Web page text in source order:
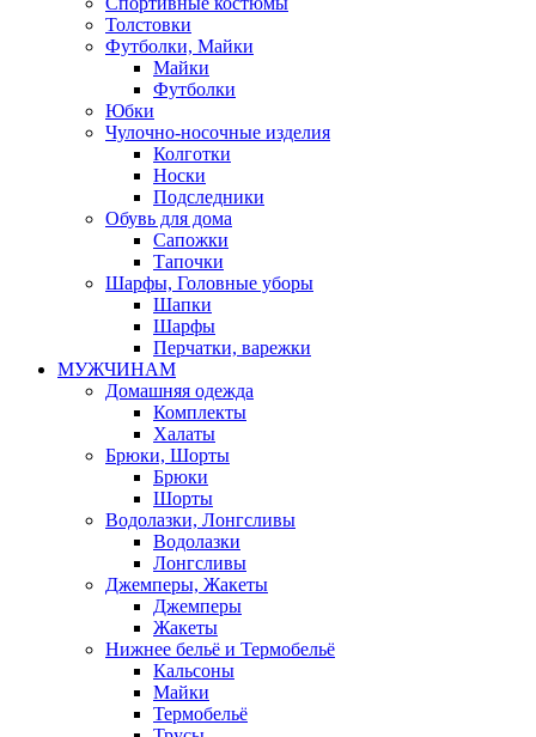
Толстовки
Футболки, Майки
Майки
Футболки
Юбки
Чулочно-носочные изделия
Колготки
Носки
Подследники
Обувь для дома
Сапожки
Тапочки
Шарфы, Головные уборы
Шапки
Шарфы
Перчатки, варежки
МУЖЧИНАМ
Домашняя одежда
Комплекты
Халаты
Брюки, Шорты
Брюки
Шорты
Водолазки, Лонгсливы
Водолазки
Лонгсливы
Джемперы, Жакеты
Джемперы
Жакеты
Нижнее бельё и Термобельё
Кальсоны
Майки
Термобельё